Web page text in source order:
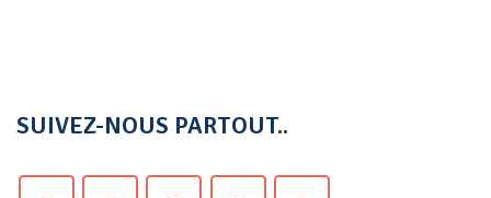
SUIVEZ-NOUS PARTOUT..